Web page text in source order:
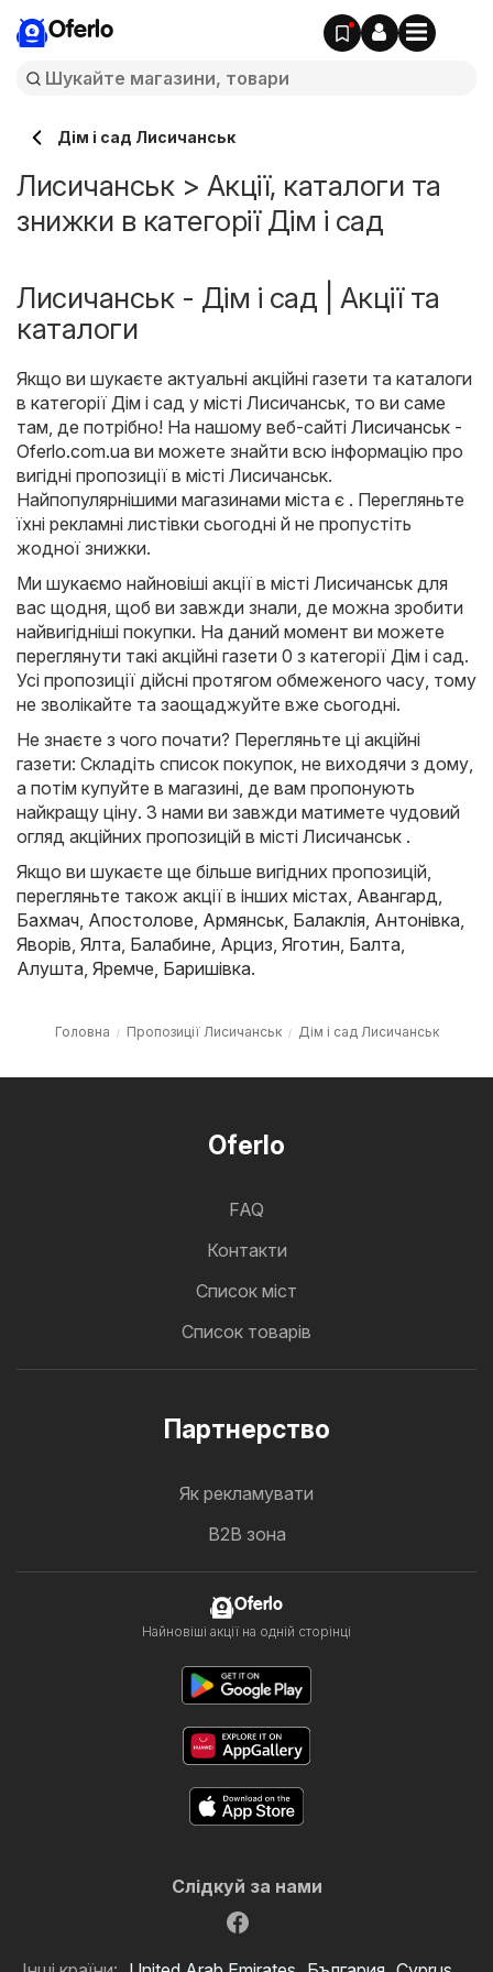
Oferlo
Дім і сад Лисичанськ
Лисичанськ > Акції, каталоги та
знижки в категорії Дім і сад
Лисичанськ - Дім і сад | Акції та
каталоги
Якщо ви шукаєте актуальні акційні газети та каталоги
в категорії Дім і сад у місті Лисичанськ, то ви саме
там, де потрібно! На нашому веб-сайті Лисичанськ -
Oferlo.com.ua ви можете знайти всю інформацію про
вигідні пропозиції в місті Лисичанськ.
Найпопулярнішими магазинами міста є . Перегляньте
їхні рекламні листівки сьогодні й не пропустіть
жодної знижки.
Ми шукаємо найновіші акції в місті Лисичанськ для
вас щодня, щоб ви завжди знали, де можна зробити
найвигідніші покупки. На даний момент ви можете
переглянути такі акційні газети 0 з категорії Дім і сад.
Усі пропозиції дійсні протягом обмеженого часу, тому
не зволікайте та заощаджуйте вже сьогодні.
Не знаєте з чого почати? Перегляньте ці акційні
газети: Складіть список покупок, не виходячи з дому,
а потім купуйте в магазині, де вам пропонують
найкращу ціну. З нами ви завжди матимете чудовий
огляд акційних пропозицій в місті Лисичанськ .
Якщо ви шукаєте ще більше вигідних пропозицій,
перегляньте також акції в інших містах, Авангард,
Бахмач, Апостолове, Армянськ, Балаклія, Антонівка,
Яворів, Ялта, Балабине, Арциз, Яготин, Балта,
Алушта, Яремче, Баришівка.
Головна Пропозиції Лисичанськ Дім і сад Лисичанськ
Oferlo
FAQ
Контакти
Cписок міст
Список товарів
Партнерство
Як рекламувати
B2B зона
Oferlo
Найновіші акції на одній сторінці
Слідкуй за нами